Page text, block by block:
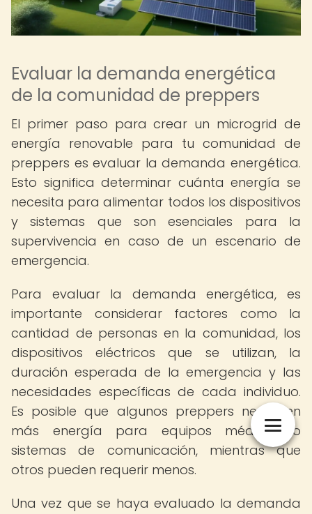
Evaluar la demanda energética
de la comunidad de preppers
El primer paso para crear un microgrid de
energía renovable para tu comunidad de
preppers es evaluar la demanda energética.
Esto significa determinar cuánta energía se
necesita para alimentar todos los dispositivos
y sistemas que son esenciales para la
supervivencia en caso de un escenario de
emergencia.
Para evaluar la demanda energética, es
importante considerar factores como la
cantidad de personas en la comunidad, los
dispositivos eléctricos que se utilizan, la
duración esperada de la emergencia y las
necesidades específicas de cada individuo.
Es posible que algunos preppers necesiten
más energía para equipos médicos o
sistemas de comunicación, mientras que
otros pueden requerir menos.
Una vez que se haya evaluado la demanda